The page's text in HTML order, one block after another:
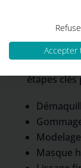
unique —
aux gestes
Ainsi ce
étapes clés
Masque
Accepter